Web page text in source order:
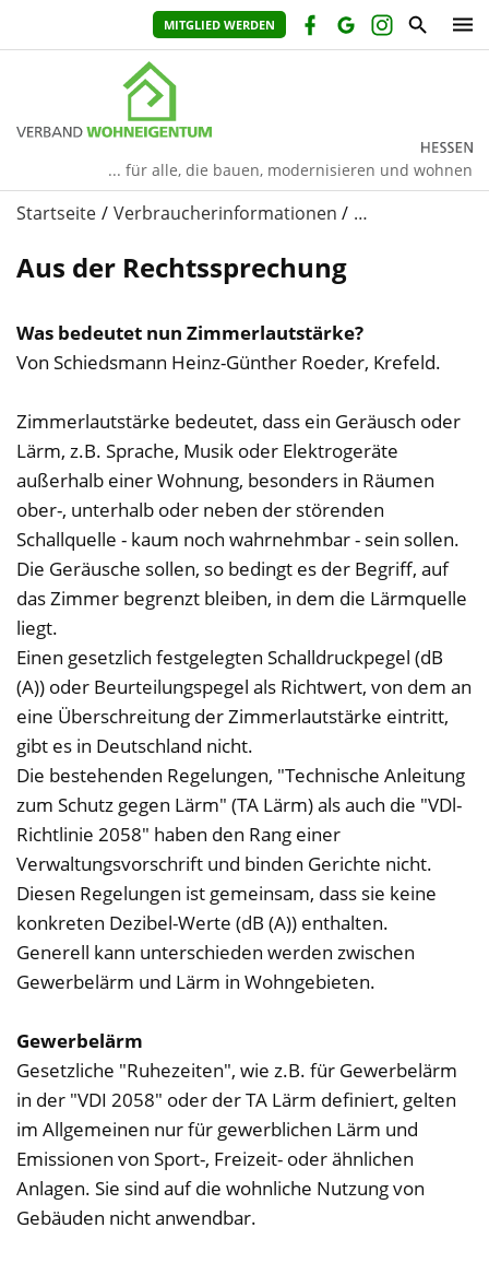
MITGLIED WERDEN
... für alle, die bauen, modernisieren und wohnen
Startseite Verbraucherinformationen …
Aus der Rechtssprechung
Was bedeutet nun Zimmerlautstärke?
Von Schiedsmann Heinz-Günther Roeder, Krefeld.
Zimmerlautstärke bedeutet, dass ein Geräusch oder
Lärm, z.B. Sprache, Musik oder Elektrogeräte
außerhalb einer Wohnung, besonders in Räumen
ober-, unterhalb oder neben der störenden
Schallquelle - kaum noch wahrnehmbar - sein sollen.
Die Geräusche sollen, so bedingt es der Begriff, auf
das Zimmer begrenzt bleiben, in dem die Lärmquelle
liegt.
Einen gesetzlich festgelegten Schalldruckpegel (dB
(A)) oder Beurteilungspegel als Richtwert, von dem an
eine Überschreitung der Zimmerlautstärke eintritt,
gibt es in Deutschland nicht.
Die bestehenden Regelungen, "Technische Anleitung
zum Schutz gegen Lärm" (TA Lärm) als auch die "VDl-
Richtlinie 2058" haben den Rang einer
Verwaltungsvorschrift und binden Gerichte nicht.
Diesen Regelungen ist gemeinsam, dass sie keine
konkreten Dezibel-Werte (dB (A)) enthalten.
Generell kann unterschieden werden zwischen
Gewerbelärm und Lärm in Wohngebieten.
Gewerbelärm
Gesetzliche "Ruhezeiten", wie z.B. für Gewerbelärm
in der "VDI 2058" oder der TA Lärm definiert, gelten
im Allgemeinen nur für gewerblichen Lärm und
Emissionen von Sport-, Freizeit- oder ähnlichen
Anlagen. Sie sind auf die wohnliche Nutzung von
Gebäuden nicht anwendbar.